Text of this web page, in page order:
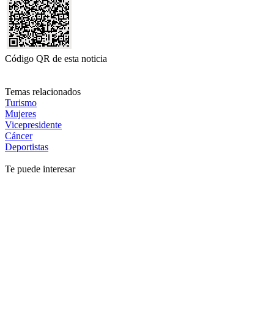
Código QR de esta noticia
Temas relacionados
Turismo
Mujeres
Vicepresidente
Cáncer
Deportistas
Te puede interesar